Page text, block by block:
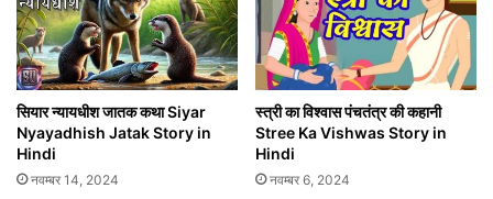
सियार न्यायधीश जातक कथा Siyar
Nyayadhish Jatak Story in
Hindi
नवम्बर 14, 2024
स्त्री का विश्वास पंचतंत्र की कहानी
Stree Ka Vishwas Story in
Hindi
नवम्बर 6, 2024